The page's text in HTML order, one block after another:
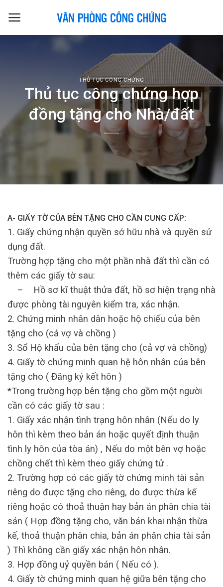
THỦ TỤC CÔNG CHỨNG
Thủ tục công chứng hợp
đồng tặng cho Nhà/đất
A- GIẤY TỜ CỦA BÊN TẶNG CHO CẦN CUNG CẤP:
1. Giấy chứng nhận quyền sở hữu nhà và quyền sử
dụng đất.
Trường hợp tặng cho một phần nhà đất thì cần có
thêm các giấy tờ sau:
– Hồ sơ kĩ thuật thửa đất, hồ sơ hiện trạng nhà
được phòng tài nguyên kiểm tra, xác nhận.
2. Chứng minh nhân dân hoặc hộ chiếu của bên
tặng cho (cả vợ và chồng )
3. Sổ Hộ khẩu của bên tặng cho (cả vợ và chồng)
4. Giấy tờ chứng minh quan hệ hôn nhân của bên
tặng cho ( Đăng ký kết hôn )
*Trong trường hợp bên tặng cho gồm một người
cần có các giấy tờ sau :
1. Giấy xác nhận tình trạng hôn nhân (Nếu do ly
hôn thì kèm theo bản án hoặc quyết định thuận
tình ly hôn của tòa án) , Nếu do một bên vợ hoặc
chồng chết thì kèm theo giấy chứng tử .
2. Trường hợp có các giấy tờ chứng minh tài sản
riêng do được tặng cho riêng, do được thừa kế
riêng hoặc có thoả thuận hay bản án phân chia tài
sản ( Hợp đồng tặng cho, văn bản khai nhận thừa
kế, thoả thuận phân chia, bản án phân chia tài sản
) Thì không cần giấy xác nhận hôn nhân.
3. Hợp đồng uỷ quyền bán ( Nếu có ).
4. Giấy tờ chứng minh quan hệ giữa bên tặng cho